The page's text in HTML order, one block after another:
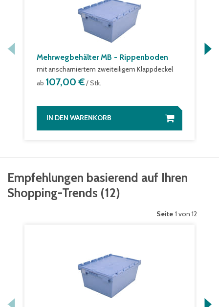
Mehrwegbehälter MB - Rippenboden
mit anscharniertem zweiteiligem Klappdeckel
ab 107,00 €/ Stk.
IN DEN WARENKORB
Empfehlungen basierend auf Ihren
Shopping-Trends (12)
Seite 1 von 12